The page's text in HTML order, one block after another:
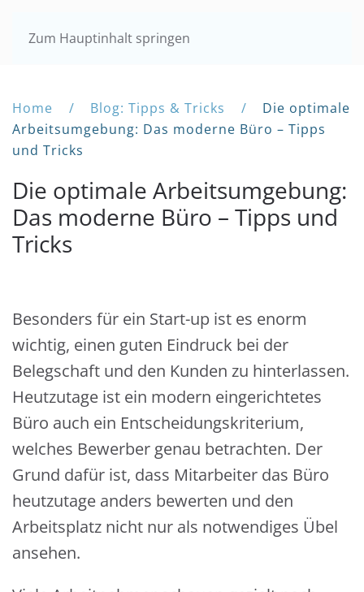
Zum Hauptinhalt springen
Home Blog: Tipps & Tricks
Die optimale
Arbeitsumgebung: Das moderne Büro – Tipps
und Tricks
Die optimale Arbeitsumgebung:
Das moderne Büro – Tipps und
Tricks
Besonders für ein Start-up ist es enorm
wichtig, einen guten Eindruck bei der
Belegschaft und den Kunden zu hinterlassen.
Heutzutage ist ein modern eingerichtetes
Büro auch ein Entscheidungskriterium,
welches Bewerber genau betrachten. Der
Grund dafür ist, dass Mitarbeiter das Büro
heutzutage anders bewerten und den
Arbeitsplatz nicht nur als notwendiges Übel
ansehen.